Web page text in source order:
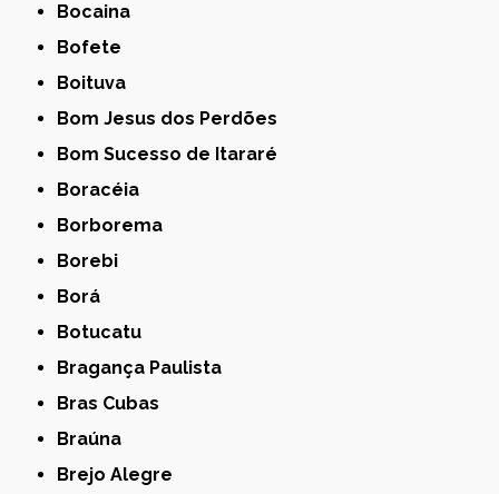
Bocaina
Bofete
Boituva
Bom Jesus dos Perdões
Bom Sucesso de Itararé
Boracéia
Borborema
Borebi
Borá
Botucatu
Bragança Paulista
Bras Cubas
Braúna
Brejo Alegre